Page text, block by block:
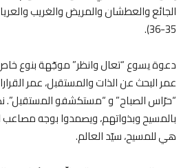
35-36)
.
دعوة يسوع “تعال وانظر” موجّهة بنوع
عمر البحث عن الذات والمستقبل، عمر
“حرّاس الصباح” و “مستكشفو المستقبل”.
بالمسيح وبذواتهم، ويصمدوا بوجه مصاعب
هي للمسيح، سيّد العالم.